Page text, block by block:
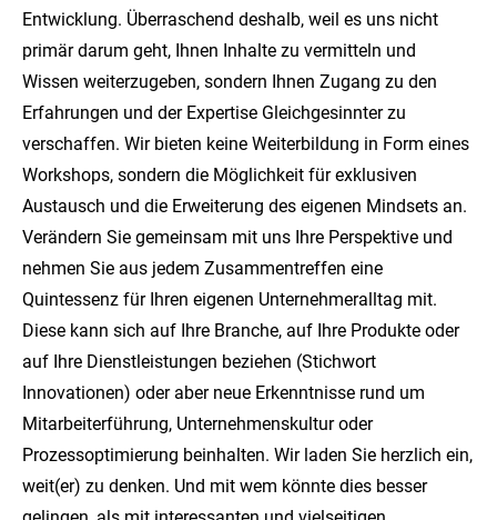
Entwicklung. Überraschend deshalb, weil es uns nicht
primär darum geht, Ihnen Inhalte zu vermitteln und
Wissen weiterzugeben, sondern Ihnen Zugang zu den
Erfahrungen und der Expertise Gleichgesinnter zu
verschaffen. Wir bieten keine Weiterbildung in Form eines
Workshops, sondern die Möglichkeit für exklusiven
Austausch und die Erweiterung des eigenen Mindsets an.
Verändern Sie gemeinsam mit uns Ihre Perspektive und
nehmen Sie aus jedem Zusammentreffen eine
Quintessenz für Ihren eigenen Unternehmeralltag mit.
Diese kann sich auf Ihre Branche, auf Ihre Produkte oder
auf Ihre Dienstleistungen beziehen (Stichwort
Innovationen) oder aber neue Erkenntnisse rund um
Mitarbeiterführung, Unternehmenskultur oder
Prozessoptimierung beinhalten. Wir laden Sie herzlich ein,
weit(er) zu denken. Und mit wem könnte dies besser